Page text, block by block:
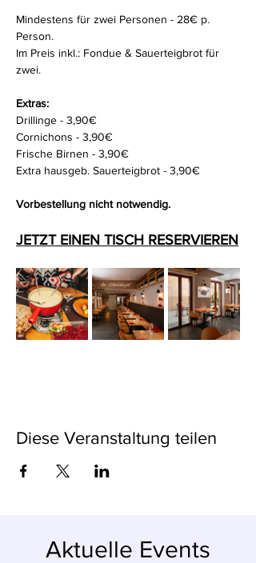
Mindestens für zwei Personen - 28€ p.
Person.
Im Preis inkl.: Fondue & Sauerteigbrot für
zwei.
Extras:
Drillinge - 3,90€
Cornichons - 3,90€
Frische Birnen - 3,90€
Extra hausgeb. Sauerteigbrot - 3,90€
Vorbestellung nicht notwendig.
JETZT EINEN TISCH RESERVIEREN
Diese Veranstaltung teilen
Aktuelle Events